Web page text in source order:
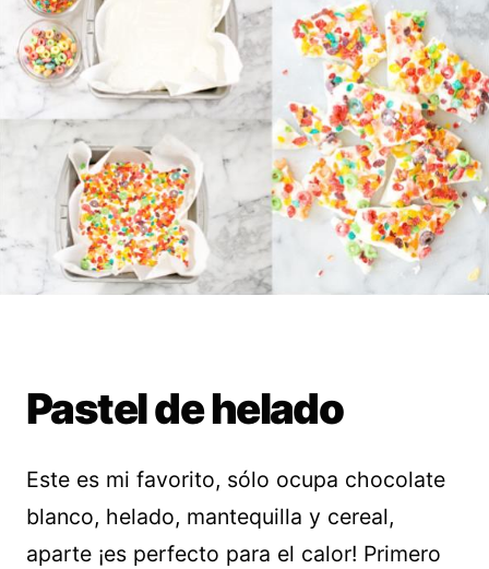
Pastel de helado
Este es mi favorito, sólo ocupa chocolate
blanco, helado, mantequilla y cereal,
aparte ¡es perfecto para el calor! Primero